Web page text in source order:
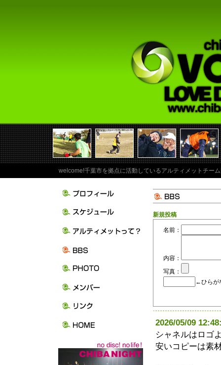
welcome!千葉市を拠点に活動しているアルティメットチー
新規投稿
名前：
内容：
写真：
←ひらが
2026/05/09
シャネルはロゴ
安いコピーは素